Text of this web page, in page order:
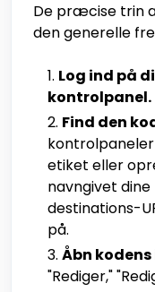
De præcise trin
den generelle
Log ind på
kontrolpanel.
Find den
etiket eller
navngivet
destinations-
på.
Åbn
"Rediger,"